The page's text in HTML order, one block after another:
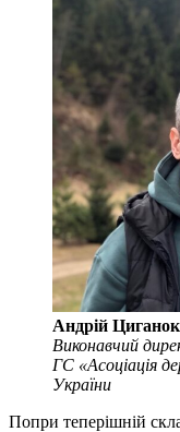
Андрій Циганок
Виконавчий
ГС «Асоціація
України
Попри теперішній